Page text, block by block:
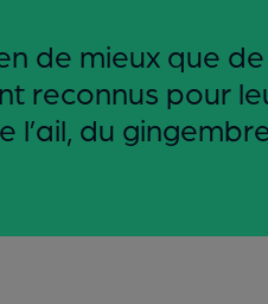
de mieux que
reconnus pour
l’ail, du